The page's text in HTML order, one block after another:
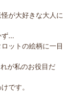
が大好きな大人に
ず…
ットの絵柄に一目
が私のお役目だ
です。